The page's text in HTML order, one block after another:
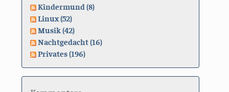
Kindermund (8)
Linux (52)
Musik (42)
Nachtgedacht (16)
Privates (196)